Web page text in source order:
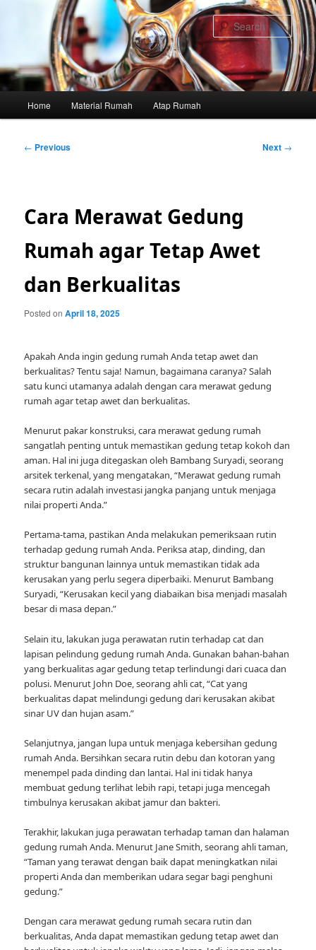
Home Material Rumah Atap Rumah
Post
← Previous Next →
Cara Merawat Gedung
Rumah agar Tetap Awet
dan Berkualitas
Posted onApril 18, 2025
Apakah Anda ingin gedung rumah Anda tetap awet dan
berkualitas? Tentu saja! Namun, bagaimana caranya? Salah
satu kunci utamanya adalah dengan cara merawat gedung
rumah agar tetap awet dan berkualitas.
Menurut pakar konstruksi, cara merawat gedung rumah
sangatlah penting untuk memastikan gedung tetap kokoh dan
aman. Hal ini juga ditegaskan oleh Bambang Suryadi, seorang
arsitek terkenal, yang mengatakan, “Merawat gedung rumah
secara rutin adalah investasi jangka panjang untuk menjaga
nilai properti Anda.”
Pertama-tama, pastikan Anda melakukan pemeriksaan rutin
terhadap gedung rumah Anda. Periksa atap, dinding, dan
struktur bangunan lainnya untuk memastikan tidak ada
kerusakan yang perlu segera diperbaiki. Menurut Bambang
Suryadi, “Kerusakan kecil yang diabaikan bisa menjadi masalah
besar di masa depan.”
Selain itu, lakukan juga perawatan rutin terhadap cat dan
lapisan pelindung gedung rumah Anda. Gunakan bahan-bahan
yang berkualitas agar gedung tetap terlindungi dari cuaca dan
polusi. Menurut John Doe, seorang ahli cat, “Cat yang
berkualitas dapat melindungi gedung dari kerusakan akibat
sinar UV dan hujan asam.”
Selanjutnya, jangan lupa untuk menjaga kebersihan gedung
rumah Anda. Bersihkan secara rutin debu dan kotoran yang
menempel pada dinding dan lantai. Hal ini tidak hanya
membuat gedung terlihat lebih rapi, tetapi juga mencegah
timbulnya kerusakan akibat jamur dan bakteri.
Terakhir, lakukan juga perawatan terhadap taman dan halaman
gedung rumah Anda. Menurut Jane Smith, seorang ahli taman,
“Taman yang terawat dengan baik dapat meningkatkan nilai
properti Anda dan memberikan udara segar bagi penghuni
gedung.”
Dengan cara merawat gedung rumah secara rutin dan
berkualitas, Anda dapat memastikan gedung tetap awet dan